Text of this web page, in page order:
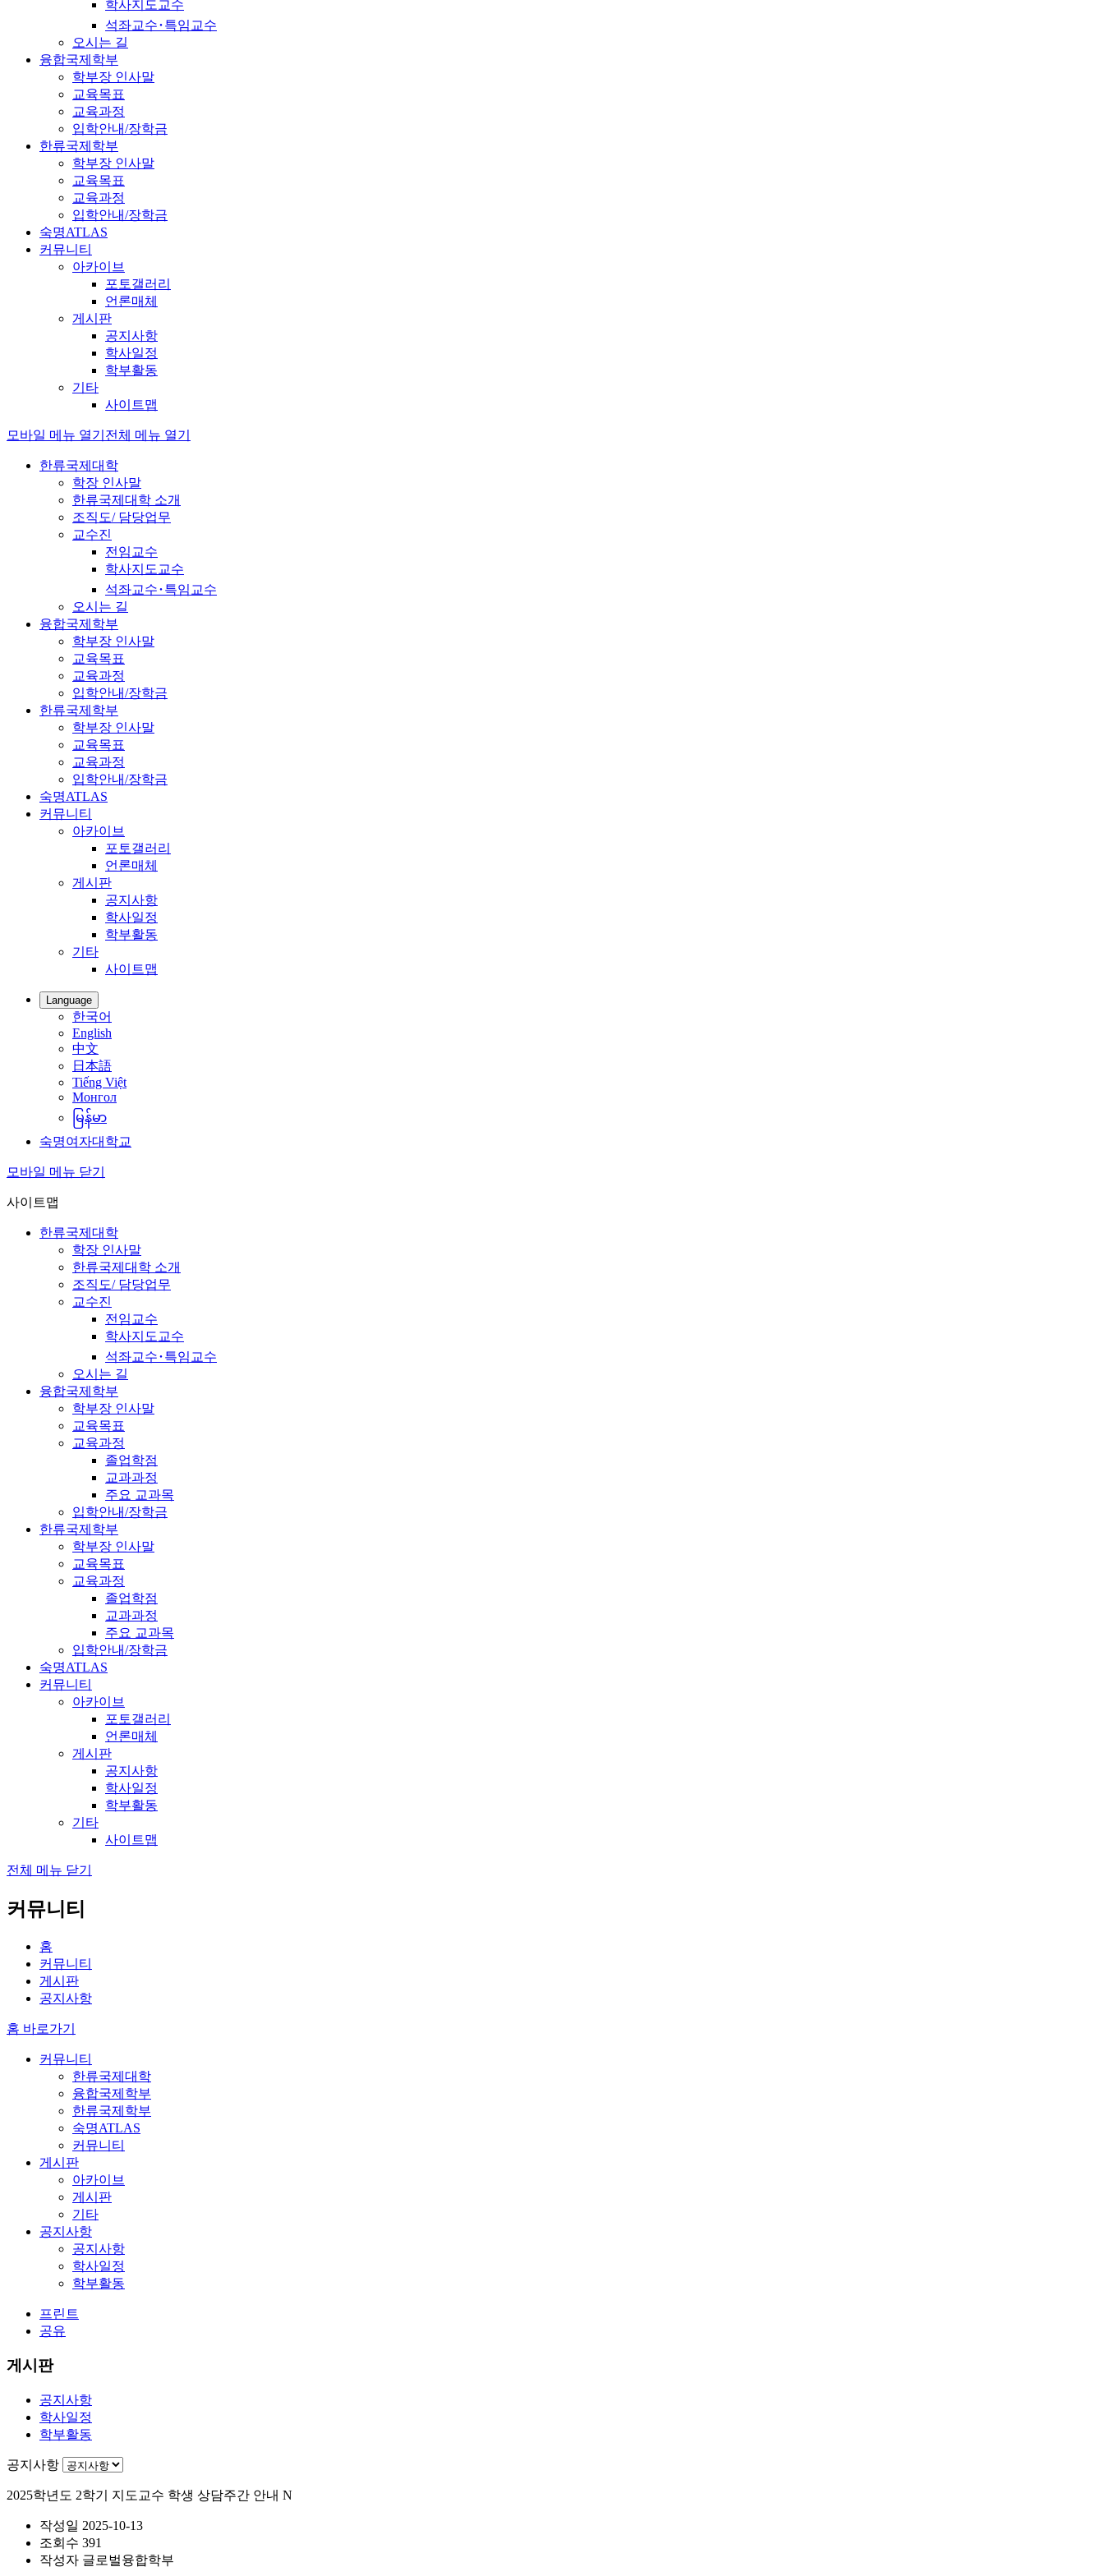
학사지도교수
석좌교수･특임교수
오시는 길
융합국제학부
학부장 인사말
교육목표
교육과정
입학안내/장학금
한류국제학부
학부장 인사말
교육목표
교육과정
입학안내/장학금
숙명ATLAS
커뮤니티
아카이브
포토갤러리
언론매체
게시판
공지사항
학사일정
학부활동
기타
사이트맵
모바일 메뉴 열기 전체 메뉴 열기
한류국제대학
학장 인사말
한류국제대학 소개
조직도/ 담당업무
교수진
전임교수
학사지도교수
석좌교수･특임교수
오시는 길
융합국제학부
학부장 인사말
교육목표
교육과정
입학안내/장학금
한류국제학부
학부장 인사말
교육목표
교육과정
입학안내/장학금
숙명ATLAS
커뮤니티
아카이브
포토갤러리
언론매체
게시판
공지사항
학사일정
학부활동
기타
사이트맵
Language
한국어
English
中文
日本語
Tiếng Việt
Монгол
မြန်မာ
숙명여자대학교
모바일 메뉴 닫기
사이트맵
한류국제대학
학장 인사말
한류국제대학 소개
조직도/ 담당업무
교수진
전임교수
학사지도교수
석좌교수･특임교수
오시는 길
융합국제학부
학부장 인사말
교육목표
교육과정
졸업학점
교과과정
주요 교과목
입학안내/장학금
한류국제학부
학부장 인사말
교육목표
교육과정
졸업학점
교과과정
주요 교과목
입학안내/장학금
숙명ATLAS
커뮤니티
아카이브
포토갤러리
언론매체
게시판
공지사항
학사일정
학부활동
기타
사이트맵
전체 메뉴 닫기
커뮤니티
홈
커뮤니티
게시판
공지사항
홈 바로가기
커뮤니티
한류국제대학
융합국제학부
한류국제학부
숙명ATLAS
커뮤니티
게시판
아카이브
게시판
기타
공지사항
공지사항
학사일정
학부활동
프린트
공유
게시판
공지사항
학사일정
학부활동
공지사항
2025학년도 2학기 지도교수 학생 상담주간 안내 N
작성일 2025-10-13
조회수 391
작성자 글로벌융합학부